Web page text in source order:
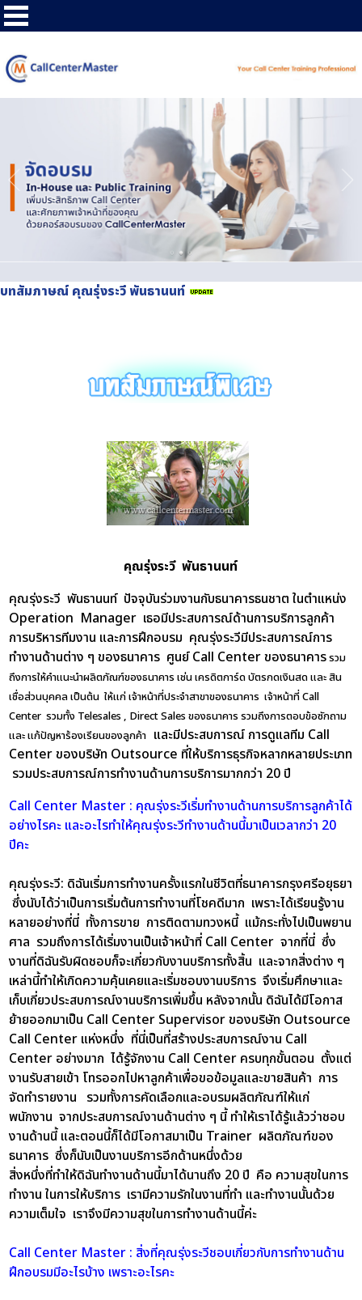
บทสัมภาษณ์ คุณรุ่งระวี พันธานนท์
คุณรุ่งระวี พันธานนท์
คุณรุ่งระวี พันธานนท์ปัจจุบันร่วมงานกับธนาคารธนชาต ในตำแหน่ง
Operation Manager เธอมีประสบการณ์ด้านการบริการลูกค้า
การบริหารทีมงาน และการฝึกอบรม คุณรุ่งระวีมีประสบการณ์การ
ทำงานด้านต่าง ๆ ของธนาคาร ศูนย์ Call Center ของธนาคารรวม
ถึงการให้คำแนะนำผลิตภัณฑ์ของธนาคาร เช่น เครดิตการ์ด บัตรกดเงินสด และ สิน
เชื่อส่วนบุคคล เป็นต้น ให้แก่ เจ้าหน้าที่ประจำสาขาของธนาคาร เจ้าหน้าที่ Call
Center รวมทั้ง Telesales , Direct Sales ของธนาคาร รวมถึงการตอบข้อซักถาม
และ แก้ปัญหาร้องเรียนของลูกค้า และมีประสบการณ์ การดูแลทีม Call
Center ของบริษัท Outsource ที่ให้บริการธุรกิจหลากหลายประเภท
รวมประสบการณ์การทำงานด้านการบริการมากกว่า 20 ปี
Call Center Master : คุณรุ่งระวีเริ่มทำงานด้านการบริการลูกค้าได้
อย่างไรคะ และอะไรทำให้คุณรุ่งระวีทำงานด้านนี้มาเป็นเวลากว่า 20
ปีคะ
คุณรุ่งระวี: ดิฉันเริ่มการทำงานครั้งแรกในชีวิตที่ธนาคารกรุงศรีอยุธยา
ซึ่งนับได้ว่าเป็นการเริ่มต้นการทำงานที่โชคดีมาก เพราะได้เรียนรู้งาน
หลายอย่างที่นี่ ทั้งการขาย การติดตามทวงหนี้ แม้กระทั่งไปเป็นพยาน
ศาล รวมถึงการได้เริ่มงานเป็นเจ้าหน้าที่ Call Center จากที่นี่ ซึ่ง
งานที่ดิฉันรับผิดชอบก็จะเกี่ยวกับงานบริการทั้งสิ้น และจากสิ่งต่าง ๆ
เหล่านี้ทำให้เกิดความคุ้นเคยและเริ่มชอบงานบริการ จึงเริ่มศึกษาและ
เก็บเกี่ยวประสบการณ์งานบริการเพิ่มขึ้น หลังจากนั้น ดิฉันได้มีโอกาส
ย้ายออกมาเป็น Call Center Supervisor ของบริษัท Outsource
Call Center แห่งหนึ่ง ที่นี่เป็นที่สร้างประสบการณ์งาน Call
Center อย่างมาก ได้รู้จักงาน Call Center ครบทุกขั้นตอน ตั้งแต่
งานรับสายเข้า โทรออกไปหาลูกค้าเพื่อขอข้อมูลและขายสินค้า การ
จัดทำรายงาน รวมทั้งการคัดเลือกและอบรมผลิตภัณฑ์ให้แก่
พนักงาน จากประสบการณ์งานด้านต่าง ๆ นี้ ทำให้เราได้รู้แล้วว่าชอบ
งานด้านนี้ และตอนนี้ก็ได้มีโอกาสมาเป็น Trainer ผลิตภัณฑ์ของ
ธนาคาร ซึ่งก็นับเป็นงานบริการอีกด้านหนึ่งด้วย
สิ่งหนึ่งที่ทำให้ดิฉันทำงานด้านนี้มาได้นานถึง 20 ปี คือ ความสุขในการ
ทำงาน ในการให้บริการ เรามีความรักในงานที่ทำ และทำงานนั้นด้วย
ความเต็มใจ เราจึงมีความสุขในการทำงานด้านนี้ค่ะ
Call Center Master : สิ่งที่คุณรุ่งระวีชอบเกี่ยวกับการทำงานด้าน
ฝึกอบรมมีอะไรบ้าง เพราะอะไรคะ